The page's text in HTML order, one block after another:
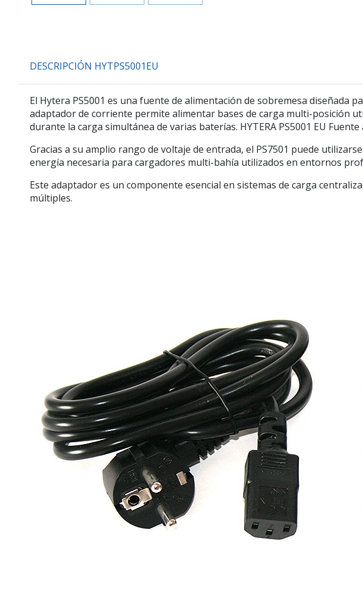
DESCRIPCIÓN HYTPS5001EU
El Hytera PS5001 es una fuente de alimentación de sobremesa diseñada
adaptador de corriente permite alimentar bases de carga multi-posición
durante la carga simultánea de varias baterías. HYTERA PS5001 EU
Gracias a su amplio rango de voltaje de entrada, el PS7501 puede
energía necesaria para cargadores multi-bahía utilizados en entornos
Este adaptador es un componente esencial en sistemas de carga
múltiples.